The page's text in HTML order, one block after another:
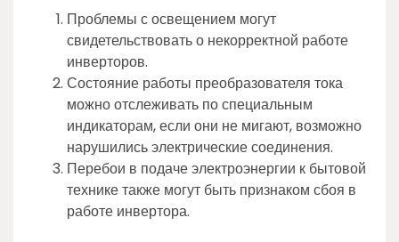
Проблемы с освещением могут
свидетельствовать о некорректной работе
инверторов.
Состояние работы преобразователя тока
можно отслеживать по специальным
индикаторам, если они не мигают, возможно
нарушились электрические соединения.
Перебои в подаче электроэнергии к бытовой
технике также могут быть признаком сбоя в
работе инвертора.